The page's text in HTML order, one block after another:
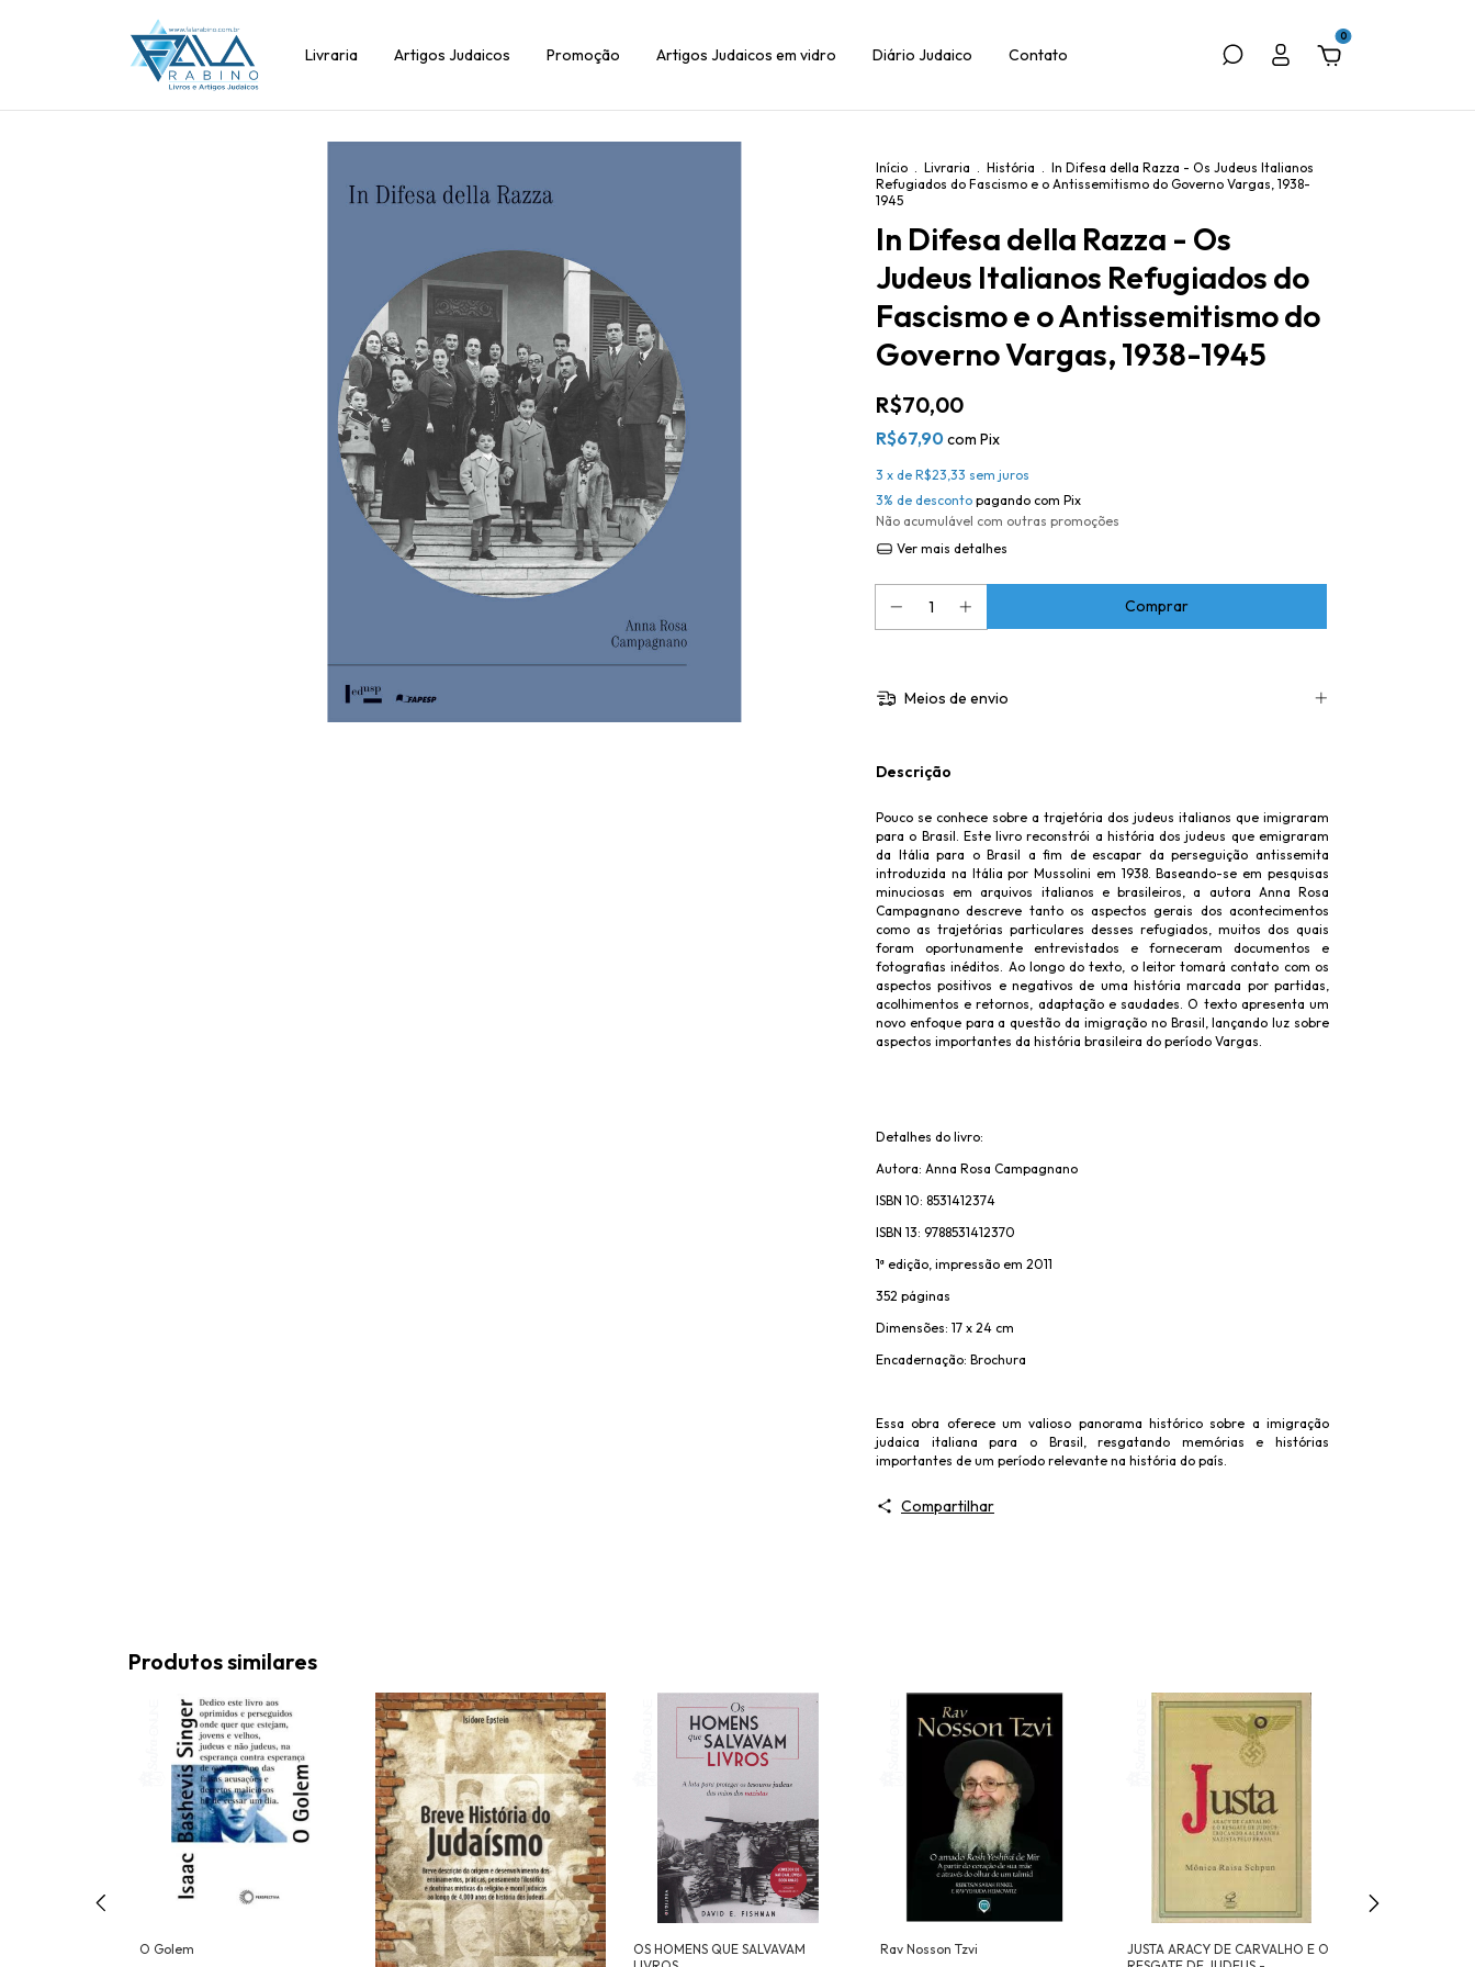
Livraria Artigos Judaicos Promoção Artigos Judaicos em vidro Diário Judaico Contato
0
Início . Livraria . História . In Difesa della Razza - Os Judeus Italianos
Refugiados do Fascismo e o Antissemitismo do Governo Vargas, 1938-
1945
In Difesa della Razza - Os
Judeus Italianos Refugiados do
Fascismo e o Antissemitismo do
Governo Vargas, 1938-1945
R$70,00
R$67,90com Pix
3 x de R$23,33 sem juros
3% de desconto pagando com Pix
Não acumulável com outras promoções
Ver mais detalhes
Meios de envio
Descrição
Pouco se conhece sobre a trajetória dos judeus italianos que imigraram
para o Brasil. Este livro reconstrói a história dos judeus que emigraram
da Itália para o Brasil a fim de escapar da perseguição antissemita
introduzida na Itália por Mussolini em 1938. Baseando-se em pesquisas
minuciosas em arquivos italianos e brasileiros, a autora Anna Rosa
Campagnano descreve tanto os aspectos gerais dos acontecimentos
como as trajetórias particulares desses refugiados, muitos dos quais
foram oportunamente entrevistados e forneceram documentos e
fotografias inéditos. Ao longo do texto, o leitor tomará contato com os
aspectos positivos e negativos de uma história marcada por partidas,
acolhimentos e retornos, adaptação e saudades. O texto apresenta um
novo enfoque para a questão da imigração no Brasil, lançando luz sobre
aspectos importantes da história brasileira do período Vargas.
Detalhes do livro:
Autora: Anna Rosa Campagnano
ISBN 10: 8531412374
ISBN 13: 9788531412370
1ª edição, impressão em 2011
352 páginas
Dimensões: 17 x 24 cm
Encadernação: Brochura
Essa obra oferece um valioso panorama histórico sobre a imigração
judaica italiana para o Brasil, resgatando memórias e histórias
importantes de um período relevante na história do país.
Compartilhar
Produtos similares
O Golem
OS HOMENS QUE SALVAVAM
Rav Nosson Tzvi
JUSTA ARACY DE CARVALHO E O